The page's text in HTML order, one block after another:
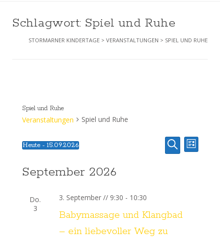
Schlagwort: Spiel und Ruhe
STORMARNER KINDERTAGE > VERANSTALTUNGEN > SPIEL UND RUHE
Spiel und Ruhe
Veranstaltungen Spiel und Ruhe
V
a
n
Suche
V
Liste
Heute - 15.09.2026
September 2026
Do.
3
3. September // 9:30 - 10:30
Babymassage und Klangbad
– ein liebevoller Weg zu